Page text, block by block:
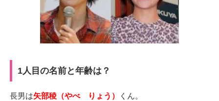
1人目の名前と年齢は？
長男は矢部稜（やべ りょう） くん。